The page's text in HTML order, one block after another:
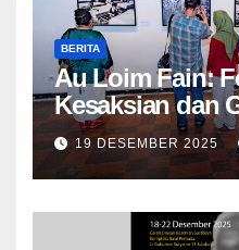
BERITA
Au Loim Fain:
Kesaksian dan
Kemanusiaan
19 DESEMBER 2025